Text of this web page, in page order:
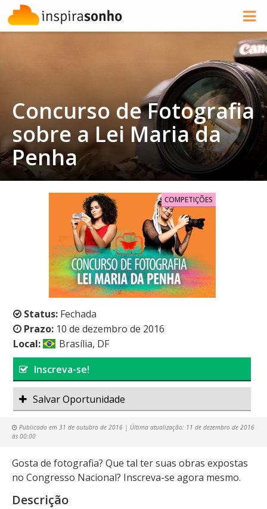
Concurso de Fotografia
sobre a Lei Maria da
Penha
COMPETIÇÕES
Status: Fechada
Prazo: 10 de dezembro de 2016
Local:
Brasília, DF
Inscreva-se!
Salvar Oportunidade
Publicado em 31 de outubro de 2016 | Última atualização: 11 de dezembro de 2016
às 00:00
Gosta de fotografia? Que tal ter suas obras expostas
no Congresso Nacional? Inscreva-se agora mesmo.
Descrição